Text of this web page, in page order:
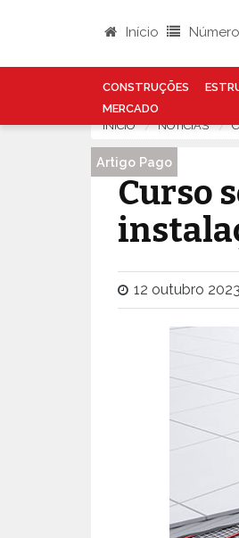
Início
CONSTRUÇÕES
MERCADO
INÍCIO NOTÍCIAS
Curso
Artigo Pago
12 outubro